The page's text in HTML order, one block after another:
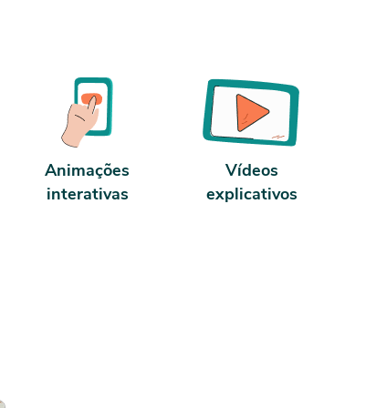
Animações
interativas
Vídeos
explicativos